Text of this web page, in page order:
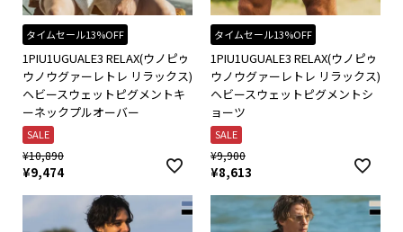
タイムセール13%OFF
1PIU1UGUALE3 RELAX(ウノピゥ
ウノウグァーレトレ リラックス)
ヘビースウェットピグメントキ
ーネックプルオーバー
SALE
¥10,890
¥9,474
タイムセール13%OFF
1PIU1UGUALE3 RELAX(ウノピゥ
ウノウグァーレトレ リラックス)
ヘビースウェットピグメントシ
ョーツ
SALE
¥9,900
¥8,613